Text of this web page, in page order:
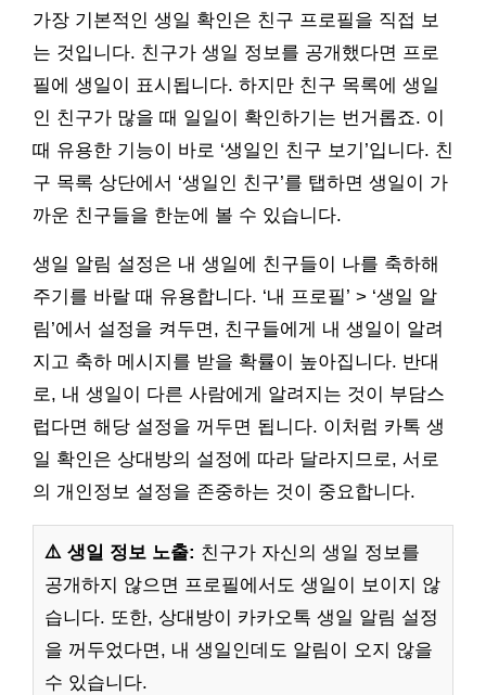
가장 기본적인 생일 확인은 친구 프로필을 직접 보
는 것입니다. 친구가 생일 정보를 공개했다면 프로
필에 생일이 표시됩니다. 하지만 친구 목록에 생일
인 친구가 많을 때 일일이 확인하기는 번거롭죠. 이
때 유용한 기능이 바로 ‘생일인 친구 보기’입니다. 친
구 목록 상단에서 ‘생일인 친구’를 탭하면 생일이 가
까운 친구들을 한눈에 볼 수 있습니다.
생일 알림 설정은 내 생일에 친구들이 나를 축하해
주기를 바랄 때 유용합니다. ‘내 프로필’ > ‘생일 알
림’에서 설정을 켜두면, 친구들에게 내 생일이 알려
지고 축하 메시지를 받을 확률이 높아집니다. 반대
로, 내 생일이 다른 사람에게 알려지는 것이 부담스
럽다면 해당 설정을 꺼두면 됩니다. 이처럼 카톡 생
일 확인은 상대방의 설정에 따라 달라지므로, 서로
의 개인정보 설정을 존중하는 것이 중요합니다.
⚠️ 생일 정보 노출: 친구가 자신의 생일 정보를
공개하지 않으면 프로필에서도 생일이 보이지 않
습니다. 또한, 상대방이 카카오톡 생일 알림 설정
을 꺼두었다면, 내 생일인데도 알림이 오지 않을
수 있습니다.